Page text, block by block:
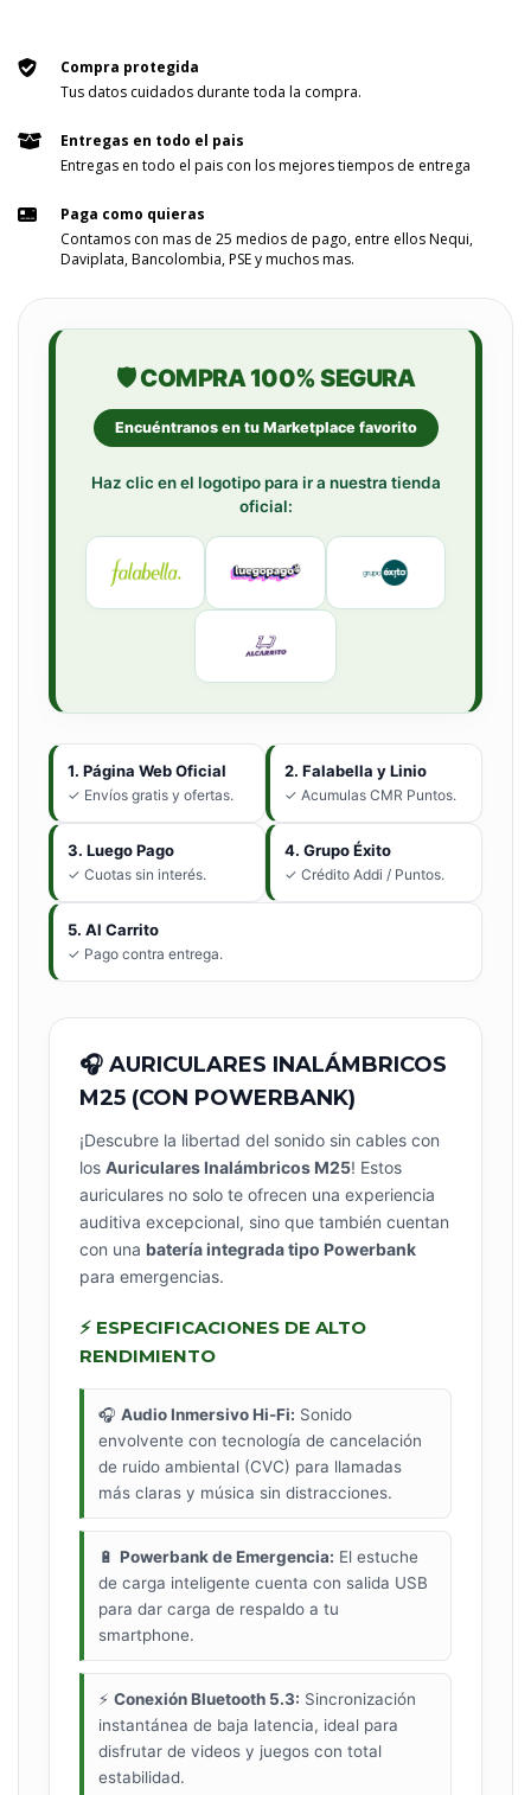
Compra protegida
Tus datos cuidados durante toda la compra.
Entregas en todo el pais
Entregas en todo el pais con los mejores tiempos de entrega
Paga como quieras
Contamos con mas de 25 medios de pago, entre ellos Nequi,
Daviplata, Bancolombia, PSE y muchos mas.
🛡️ COMPRA 100% SEGURA
Encuéntranos en tu Marketplace favorito
Haz clic en el logotipo para ir a nuestra tienda
oficial:
1. Página Web Oficial
✓ Envíos gratis y ofertas.
2. Falabella y Linio
✓ Acumulas CMR Puntos.
3. Luego Pago
✓ Cuotas sin interés.
4. Grupo Éxito
✓ Crédito Addi / Puntos.
5. Al Carrito
✓ Pago contra entrega.
🎧 AURICULARES INALÁMBRICOS
M25 (CON POWERBANK)
¡Descubre la libertad del sonido sin cables con
los Auriculares Inalámbricos M25! Estos
auriculares no solo te ofrecen una experiencia
auditiva excepcional, sino que también cuentan
con una batería integrada tipo Powerbank
para emergencias.
⚡ ESPECIFICACIONES DE ALTO
RENDIMIENTO
🎧 Audio Inmersivo Hi-Fi: Sonido
envolvente con tecnología de cancelación
de ruido ambiental (CVC) para llamadas
más claras y música sin distracciones.
🔋 Powerbank de Emergencia: El estuche
de carga inteligente cuenta con salida USB
para dar carga de respaldo a tu
smartphone.
⚡ Conexión Bluetooth 5.3: Sincronización
instantánea de baja latencia, ideal para
disfrutar de videos y juegos con total
estabilidad.